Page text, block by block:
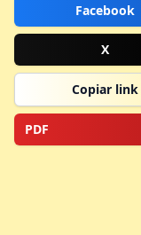
Facebook
X
Copiar link
PDF